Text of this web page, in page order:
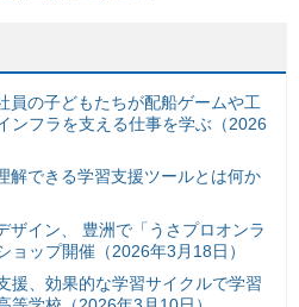
員の子どもたちが配船ゲームや工
ンフラを支える仕事を学ぶ（2026
解できる学習支援ツールとは何か
ザイン、 豊洲で「うさプロオンラ
ョップ開催（2026年3月18日）
援、効果的な学習サイクルで学習